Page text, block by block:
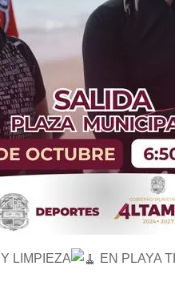
Y LIMPIEZA EN PLAYA